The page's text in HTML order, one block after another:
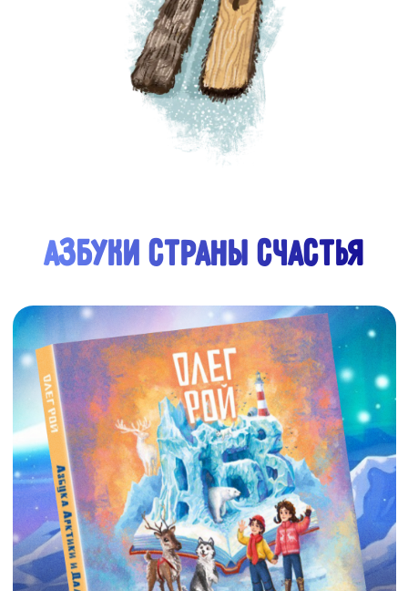
Азбука Арктики и Дальнего Востока" - уникальная
книга об истории, культуре, географии северного
края России. Главные герои - Варя, Ваня и собака
Лайка - вместе с оленёнком Лёней проведут
читателей по всем уголкам Арктики и Дальнего
Востока. В конце каждой главы - задание, которое
поможет закрепить знания. Красочные
иллюстрации, волшебные приключения и, конечно,
АЗБУКА АРКТИКИ
И ДАЛЬНЕГО ВОСТОКА
АЗБУКА СИБИРИ